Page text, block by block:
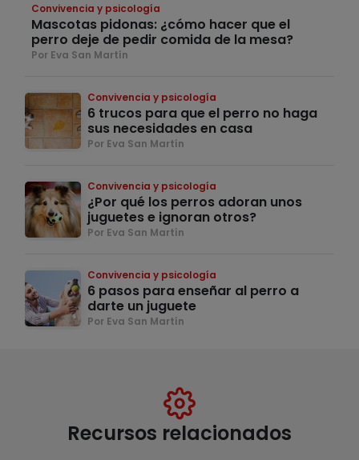
Convivencia y psicología
Mascotas pidonas: ¿cómo hacer que el
perro deje de pedir comida de la mesa?
Por Eva San Martín
Convivencia y psicología
6 trucos para que el perro no haga
sus necesidades en casa
Por Eva San Martín
Convivencia y psicología
¿Por qué los perros adoran unos
juguetes e ignoran otros?
Por Eva San Martín
Convivencia y psicología
6 pasos para enseñar al perro a
darte un juguete
Por Eva San Martín
Recursos relacionados